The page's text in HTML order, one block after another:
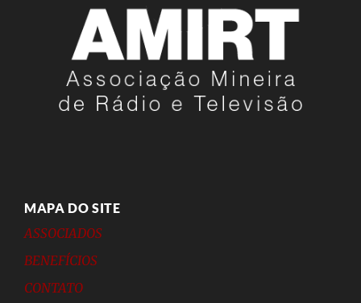
MAPA DO SITE
ASSOCIADOS
BENEFÍCIOS
CONTATO